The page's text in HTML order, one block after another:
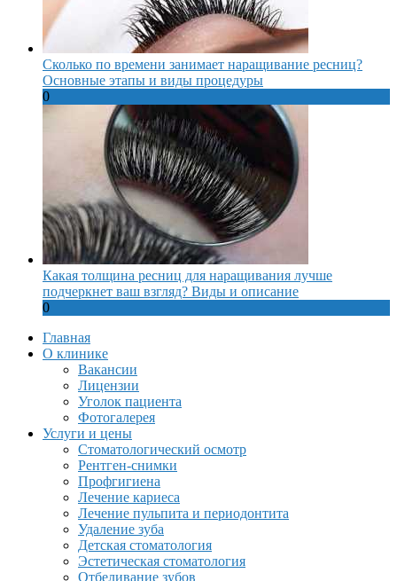
Сколько по времени занимает наращивание ресниц?
Основные этапы и виды процедуры
0
Какая толщина ресниц для наращивания лучше
подчеркнет ваш взгляд? Виды и описание
0
Главная
О клинике
Вакансии
Лицензии
Уголок пациента
Фотогалерея
Услуги и цены
Стоматологический осмотр
Рентген-снимки
Профгигиена
Лечение кариеса
Лечение пульпита и периодонтита
Удаление зуба
Детская стоматология
Эстетическая стоматология
Отбеливание зубов